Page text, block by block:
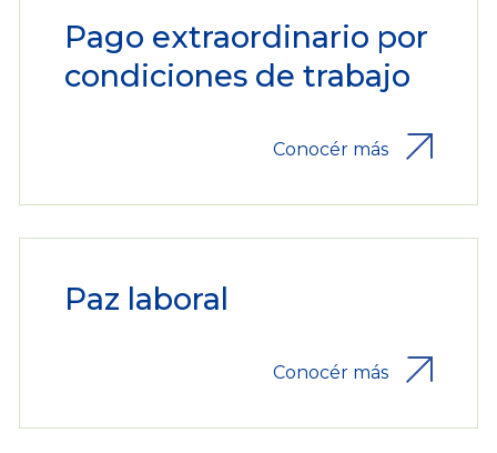
Pago extraordinario por
condiciones de trabajo
Conocér más
Paz laboral
Conocér más